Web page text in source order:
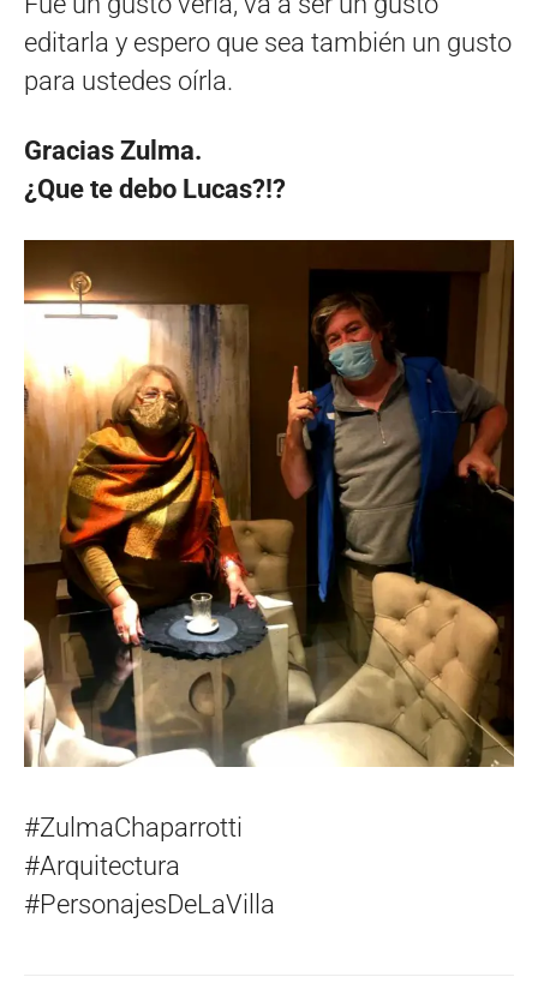
editarla y espero que sea también un gusto
para ustedes oírla.
Gracias Zulma.
¿Que te debo Lucas?!?
#ZulmaChaparrotti
#Arquitectura
#PersonajesDeLaVilla